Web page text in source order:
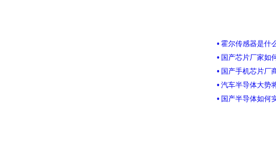
• 霍尔传感器是什
• 国产芯片厂家如
• 国产手机芯片厂
• 汽车半导体大势
• 国产半导体如何